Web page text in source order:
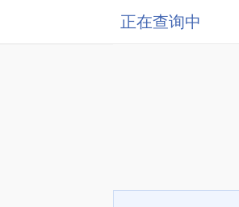
正在查询中